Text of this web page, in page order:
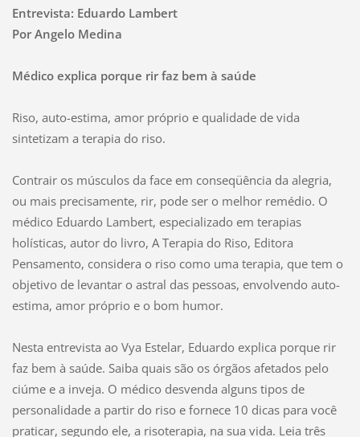
Entrevista: Eduardo Lambert
Por Angelo Medina
Médico explica porque rir faz bem à saúde
Riso, auto-estima, amor próprio e qualidade de vida
sintetizam a terapia do riso.
Contrair os músculos da face em conseqüência da alegria,
ou mais precisamente, rir, pode ser o melhor remédio. O
médico Eduardo Lambert, especializado em terapias
holísticas, autor do livro, A Terapia do Riso, Editora
Pensamento, considera o riso como uma terapia, que tem o
objetivo de levantar o astral das pessoas, envolvendo auto-
estima, amor próprio e o bom humor.
Nesta entrevista ao Vya Estelar, Eduardo explica porque rir
faz bem à saúde. Saiba quais são os órgãos afetados pelo
ciúme e a inveja. O médico desvenda alguns tipos de
personalidade a partir do riso e fornece 10 dicas para você
praticar, segundo ele, a risoterapia, na sua vida. Leia três